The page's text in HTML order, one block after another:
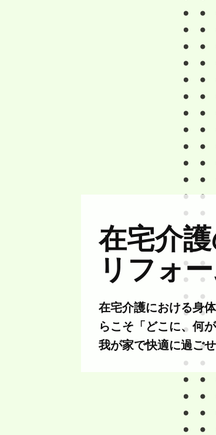
在宅介
リフォ
在宅介護における身
らこそ「どこに、何
我が家で快適に過ご